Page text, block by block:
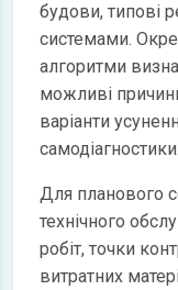
будови, типові
системами.
алгоритми
можливі
варіанти
самодіагностики.
Для планового
технічного
робіт, точки
витратних